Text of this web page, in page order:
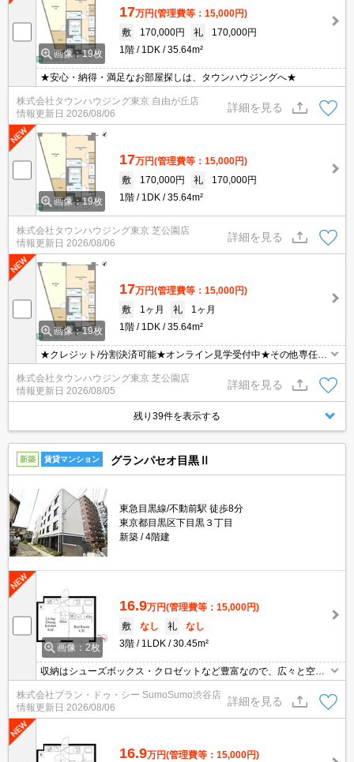
画像：19枚
17万円(管理費等：15,000円)
敷
170,000円 礼
170,000円
1階
1DK 35.64m²
★安心・納得・満足なお部屋探しは、タウンハウジングへ★
株式会社タウンハウジング東京 自由が丘店
情報更新日 2026/08/06
詳細を見る
画像：19枚
17万円(管理費等：15,000円)
敷
170,000円 礼
170,000円
1階
1DK 35.64m²
株式会社タウンハウジング東京 芝公園店
情報更新日 2026/08/06
詳細を見る
画像：19枚
17万円(管理費等：15,000円)
敷
1ヶ月 礼
1ヶ月
1階
1DK 35.64m²
★クレジット/分割決済可能★オンライン見学受付中★その他専任物
件多数ございます★
株式会社タウンハウジング東京 芝公園店
情報更新日 2026/08/05
詳細を見る
残り39件を表示する
新築 賃貸マンション グランパセオ目黒Ⅱ
東急目黒線/不動前駅 徒歩8分
東京都目黒区下目黒３丁目
新築
4階建
画像：2枚
16.9万円(管理費等：15,000円)
敷
なし 礼
なし
3階
1LDK 30.45m²
収納はシューズボックス・クロゼットなど豊富なので、広々と空間
を利用することも可能です。荷物を注文する時に時間を気にせずに
済む宅配ボックスを共用部に備えています。オートロック機能が付
いているのでドアの前まで知らない人が入って来づらくなります。
アクセスの良い徒歩8分の物件です。こちらの物件はマンションで
株式会社プラン・ドゥ・シー SumoSumo渋谷店
情報更新日 2026/08/06
詳細を見る
16.9万円(管理費等：15,000円)